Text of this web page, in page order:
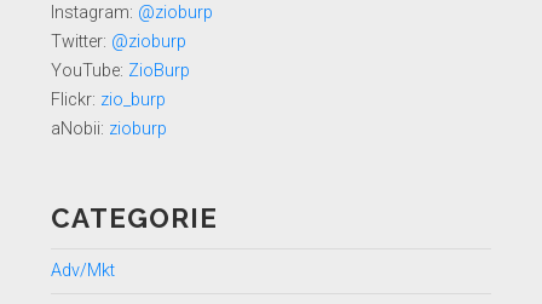
Instagram: @zioburp
Twitter: @zioburp
YouTube: ZioBurp
Flickr: zio_burp
aNobii: zioburp
CATEGORIE
Adv/Mkt